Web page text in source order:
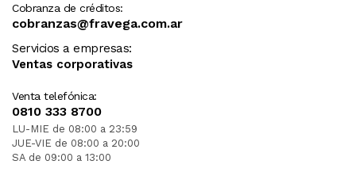
Cobranza de créditos:
cobranzas@fravega.com.ar
Servicios a empresas:
Ventas corporativas
Venta telefónica:
0810 333 8700
LU-MIE de 08:00 a 23:59
JUE-VIE de 08:00 a 20:00
SA de 09:00 a 13:00